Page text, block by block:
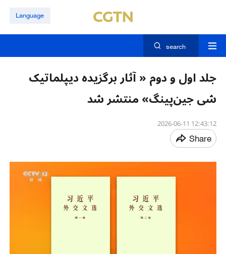
Language
search
جلد اول و دوم « آثار برگزیده دیپلماتیک
شی جین‌پینگ» منتشر شد
12:43:12 2026-06-11
Share